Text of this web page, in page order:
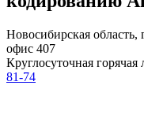
Новосибирская
офис 407
Круглосуточная горячая
81-74